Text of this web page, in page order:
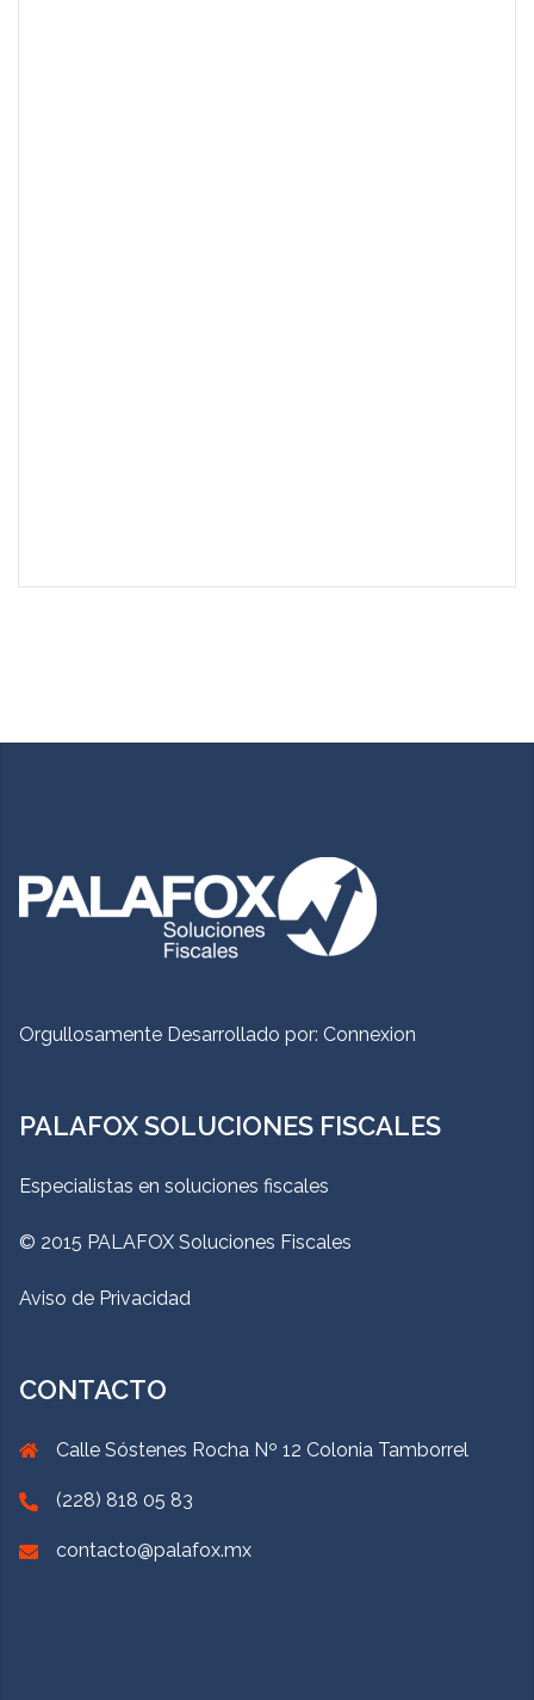
Orgullosamente Desarrollado por: Connexion
PALAFOX SOLUCIONES FISCALES
Especialistas en soluciones fiscales
© 2015 PALAFOX Soluciones Fiscales
Aviso de Privacidad
CONTACTO
Calle Sóstenes Rocha Nº 12 Colonia Tamborrel
(228) 818 05 83
contacto@palafox.mx